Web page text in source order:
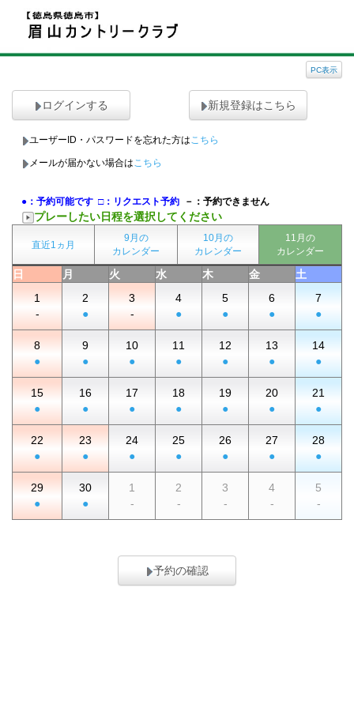
PC表示
ログインする 新規登録はこちら
ユーザーID・パスワードを忘れた方はこちら
メールが届かない場合はこちら
●：予約可能です □：リクエスト予約 －：予約できません
プレーしたい日程を選択してください
直近1ヵ月
9月の
カレンダー
10月の
カレンダー
11月の
カレンダー
日 月 火 水 木 金
土
1
-
2
●
3
-
4
●
5
●
6
●
7
●
8
●
9
●
10
●
11
●
12
●
13
●
14
●
15
●
16
●
17
●
18
●
19
●
20
●
21
●
22
●
23
●
24
●
25
●
26
●
27
●
28
●
29
●
30
●
1
-
2
-
3
-
4
-
5
-
予約の確認